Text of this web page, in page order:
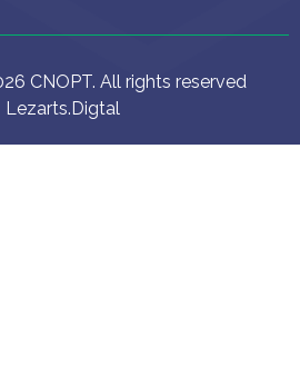
CNOPT. All rights reserved
Lezarts.Digtal